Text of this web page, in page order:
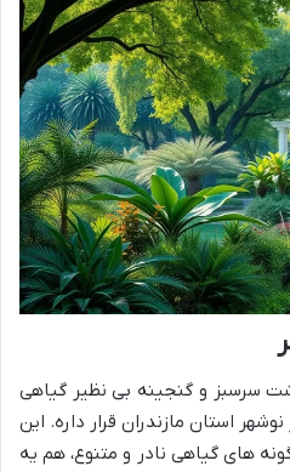
سرسبز و گنجینه بی نظیر گیاهی
استان مازندران قرار داره. این
های گیاهی نادر و متنوع، هم یه